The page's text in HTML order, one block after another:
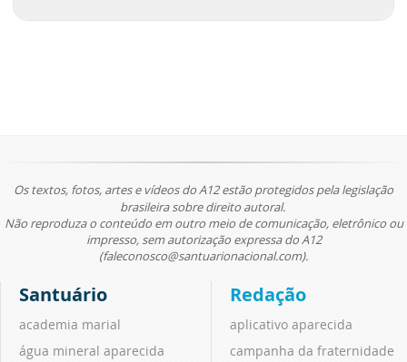
Os textos, fotos, artes e vídeos do A12 estão protegidos pela legislação
brasileira sobre direito autoral.
Não reproduza o conteúdo em outro meio de comunicação, eletrônico ou
impresso, sem autorização expressa do A12
(faleconosco@santuarionacional.com).
Santuário
academia marial
água mineral aparecida
Redação
aplicativo aparecida
campanha da fraternidade